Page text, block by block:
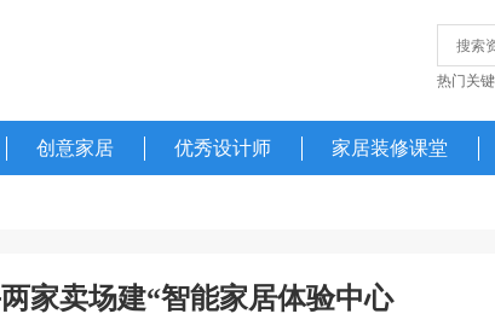
热门关键
创意家居 优秀设计师 家居装修课堂
家卖场建“智能家居体验中心